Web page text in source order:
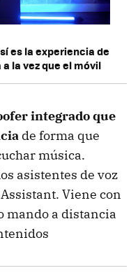
es la experiencia de
la vez que el móvil
integrado que
de forma que
música.
asistentes de voz
Viene con
mando a distancia